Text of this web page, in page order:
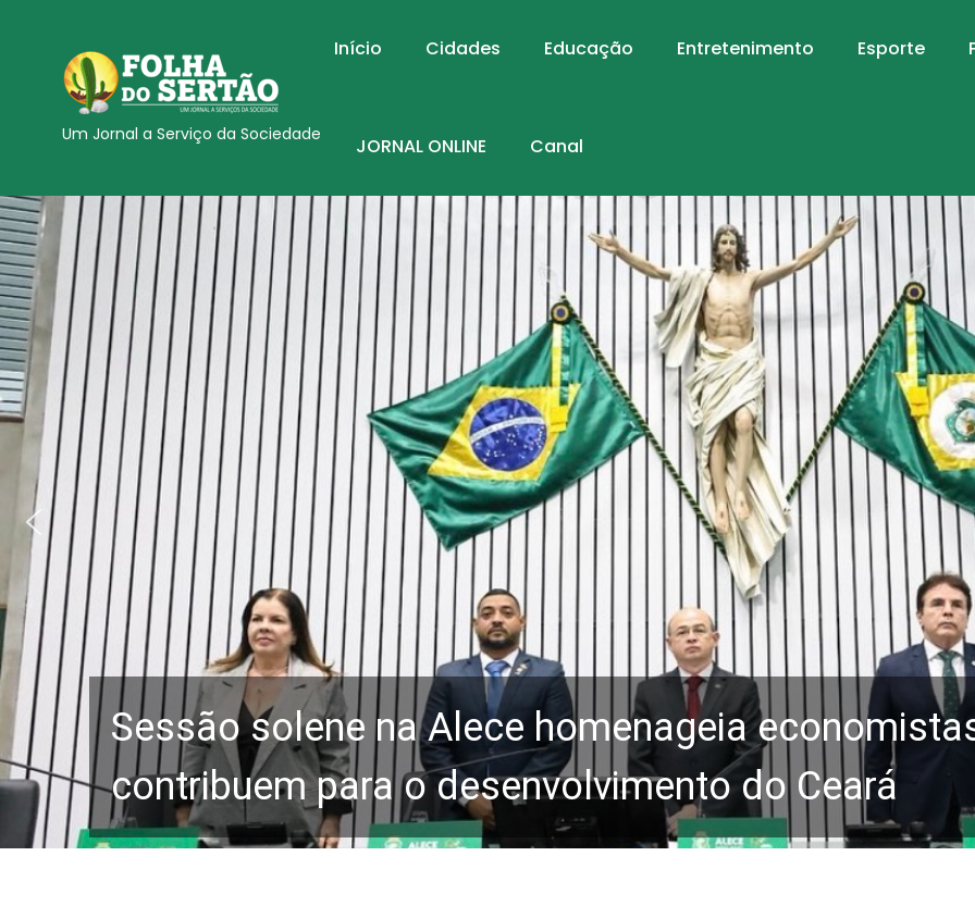
Um Jornal a Serviço da Sociedade
Início Cidades Educação Entretenimento Esporte
JORNAL ONLINE Canal
Sessão solene na Alece homenageia
contribuem para o desenvolvimento do Ceará